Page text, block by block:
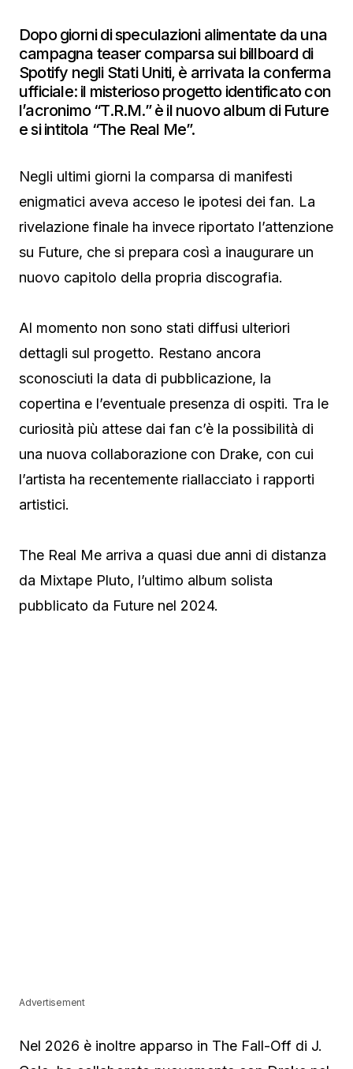
Dopo giorni di speculazioni alimentate da una
campagna teaser comparsa sui billboard di
Spotify negli Stati Uniti, è arrivata la conferma
ufficiale: il misterioso progetto identificato con
l’acronimo “T.R.M.” è il nuovo album di Future
e si intitola “The Real Me”.
Negli ultimi giorni la comparsa di manifesti
enigmatici aveva acceso le ipotesi dei fan. La
rivelazione finale ha invece riportato l’attenzione
su Future, che si prepara così a inaugurare un
nuovo capitolo della propria discografia.
Al momento non sono stati diffusi ulteriori
dettagli sul progetto. Restano ancora
sconosciuti la data di pubblicazione, la
copertina e l’eventuale presenza di ospiti. Tra le
curiosità più attese dai fan c’è la possibilità di
una nuova collaborazione con Drake, con cui
l’artista ha recentemente riallacciato i rapporti
artistici.
The Real Me arriva a quasi due anni di distanza
da Mixtape Pluto, l’ultimo album solista
pubblicato da Future nel 2024.
Advertisement
Nel 2026 è inoltre apparso in The Fall-Off di J.